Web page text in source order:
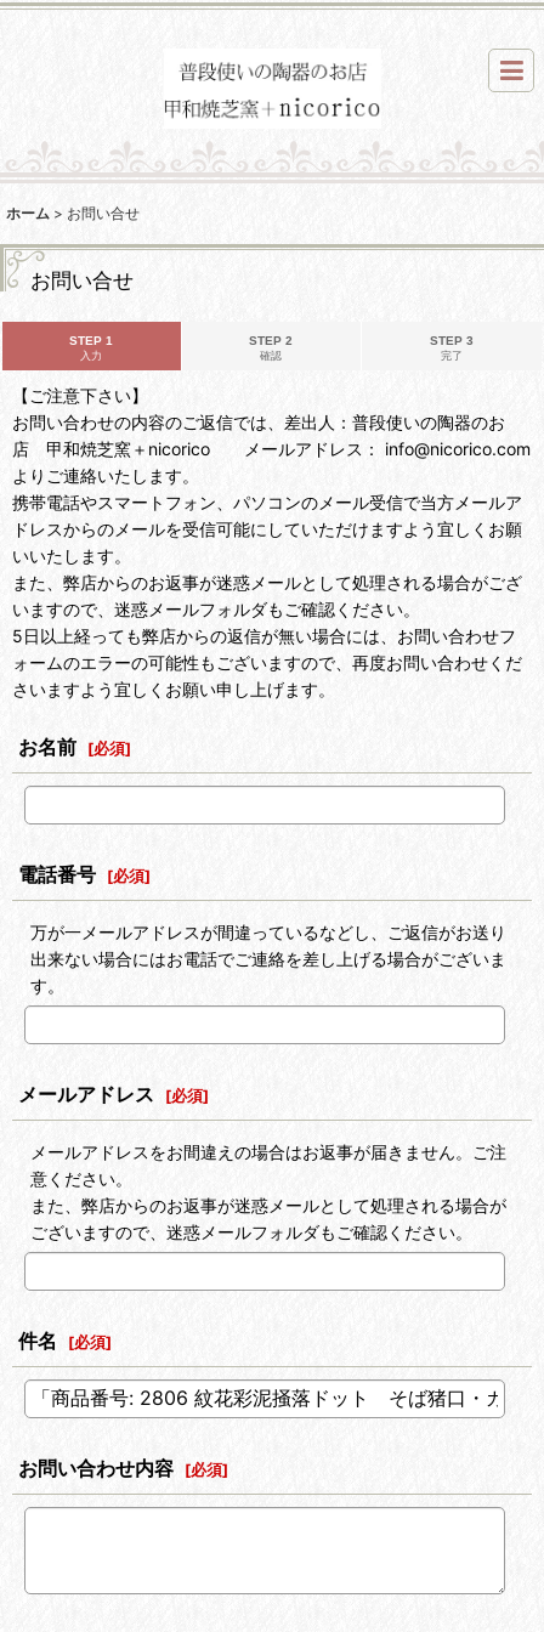
ホーム > お問い合せ
お問い合せ
STEP 1
入力
STEP 2
確認
STEP 3
完了
【ご注意下さい】
お問い合わせの内容のご返信では、差出人：普段使いの陶器のお
店 甲和焼芝窯＋nicorico メールアドレス： info@nicorico.com
よりご連絡いたします。
携帯電話やスマートフォン、パソコンのメール受信で当方メールア
ドレスからのメールを受信可能にしていただけますよう宜しくお願
いいたします。
また、弊店からのお返事が迷惑メールとして処理される場合がござ
いますので、迷惑メールフォルダもご確認ください。
5日以上経っても弊店からの返信が無い場合には、お問い合わせフ
ォームのエラーの可能性もございますので、再度お問い合わせくだ
さいますよう宜しくお願い申し上げます。
お名前 [必須]
電話番号 [必須]
万が一メールアドレスが間違っているなどし、ご返信がお送り
出来ない場合にはお電話でご連絡を差し上げる場合がございま
す。
メールアドレス [必須]
メールアドレスをお間違えの場合はお返事が届きません。ご注
意ください。
また、弊店からのお返事が迷惑メールとして処理される場合が
ございますので、迷惑メールフォルダもご確認ください。
件名 [必須]
お問い合わせ内容 [必須]